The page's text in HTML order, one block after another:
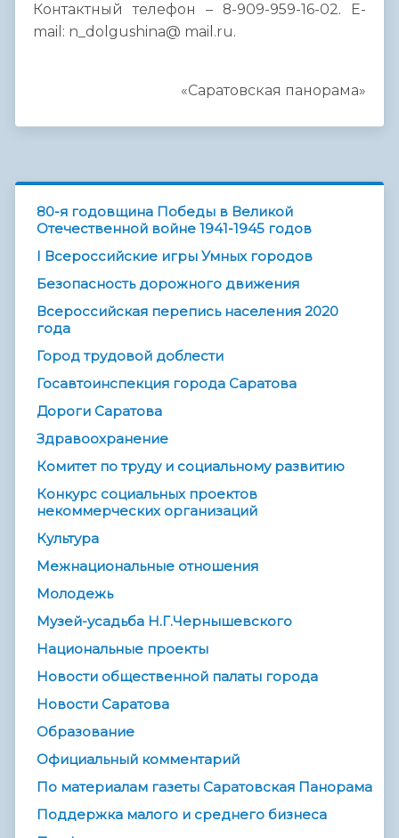
Контактный телефон – 8-909-959-16-02. Е-
mail: n_dolgushina@ mail.ru.
«Саратовская панорама»
80-я годовщина Победы в Великой
Отечественной войне 1941-1945 годов
I Всероссийские игры Умных городов
Безопасность дорожного движения
Всероссийская перепись населения 2020
года
Город трудовой доблести
Госавтоинспекция города Саратова
Дороги Саратова
Здравоохранение
Комитет по труду и социальному развитию
Конкурс социальных проектов
некоммерческих организаций
Культура
Межнациональные отношения
Молодежь
Музей-усадьба Н.Г.Чернышевского
Национальные проекты
Новости общественной палаты города
Новости Саратова
Образование
Официальный комментарий
По материалам газеты Саратовская Панорама
Поддержка малого и среднего бизнеса